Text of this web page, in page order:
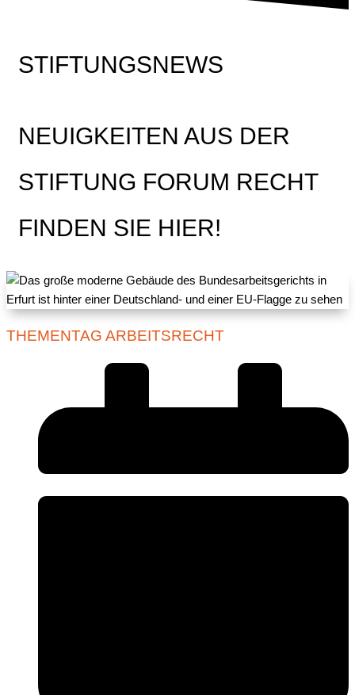
STIFTUNGSNEWS
NEUIGKEITEN AUS DER
STIFTUNG FORUM RECHT
FINDEN SIE HIER!
THEMENTAG ARBEITSRECHT